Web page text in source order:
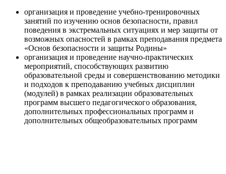
организация и проведение учебно-тренировочных
занятий по изучению основ безопасности, правил
поведения в экстремальных ситуациях и мер защиты от
возможных опасностей в рамках преподавания предмета
«Основ безопасности и защиты Родины»
организация и проведение научно-практических
мероприятий, способствующих развитию
образовательной среды и совершенствованию методики
и подходов к преподаванию учебных дисциплин
(модулей) в рамках реализации образовательных
программ высшего педагогического образования,
дополнительных профессиональных программ и
дополнительных общеобразовательных программ